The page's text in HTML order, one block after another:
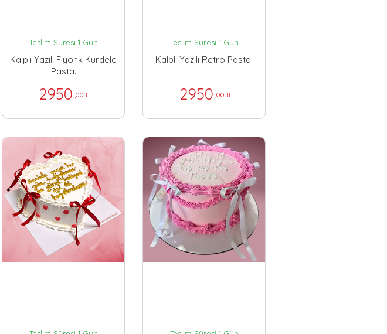
Teslim Süresi 1 Gün
Kalpli Yazılı Fiyonk Kurdele
Pasta.
2950 ,00 TL
Teslim Süresi 1 Gün
Kalpli Yazılı Retro Pasta.
2950 ,00 TL